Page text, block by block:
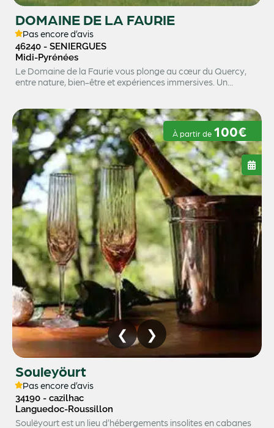
DOMAINE DE LA FAURIE
Pas encore d’avis
46240 - SENIERGUES
Midi-Pyrénées
Le Domaine de la Faurie vous plonge au cœur du Quercy,
entre nature, bien-être et expériences immersives. Un...
À partir de 100€
Souleyöurt
Pas encore d’avis
34190 - cazilhac
Languedoc-Roussillon
Soulëyourt est un lieu d’hébergements insolites en cabanes